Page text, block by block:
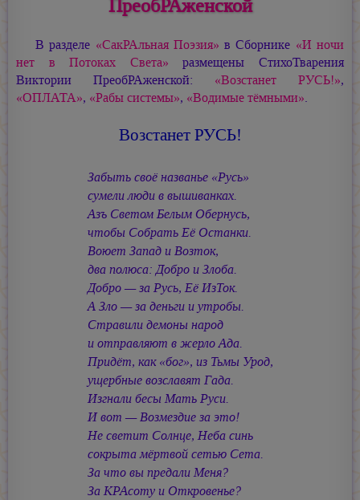
ПреобРАженской
В разделе «СакРАльная Поэзия» в Сборнике «И ночи
нет в Потоках Света» размещены СтихоТварения
Виктории ПреобРАженской: «Возстанет РУСЬ!»,
«ОПЛАТА», «Рабы системы», «Водимые тёмными».
Возстанет РУСЬ!
Забыть своё названье «Русь»
сумели люди в вышиванках.
Азъ Светом Белым Обернусь,
чтобы Собрать Её Останки.
Воюет Запад и Возток,
два полюса: Добро и Злоба.
Добро — за Русь, Её ИзТок.
А Зло — за деньги и утробы.
Стравили демоны народ
и отправляют в жерло Ада.
Придёт, как «бог», из Тьмы Урод,
ущербные возславят Гада.
Изгнали бесы Мать Руси.
И вот — Возмездие за это!
Не светит Солнце, Неба синь
сокрыта мёртвой сетью Сета.
За что вы предали Меня?
За КРАсоту и Откровенье?